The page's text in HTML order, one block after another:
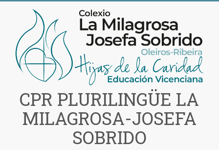
contenido
CPR PLURILINGÜE LA
MILAGROSA-JOSEFA
SOBRIDO